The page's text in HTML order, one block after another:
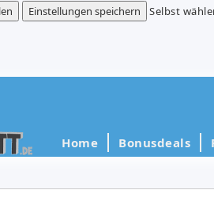
Einstellungen speichern
Selbst
Home Bonusdeals